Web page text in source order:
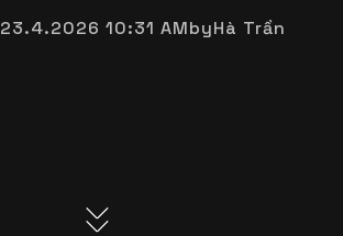
23.4.2026 10:31 AMbyHà Trần